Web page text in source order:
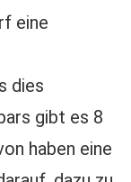
eine
dies
gibt es 8
haben eine